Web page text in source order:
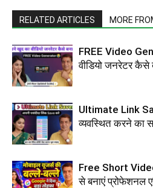
RELATED ARTICLES MORE
FREE Video
वीडियो जनरेटर कैसे
Ultimate Link
व्यवस्थित करने का
Free Short
से बनाएं प्रोफेशनल